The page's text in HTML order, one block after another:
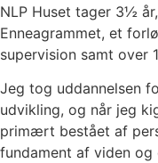
NLP Huset tager 3½
Enneagrammet, et
supervision samt over
Jeg tog uddannelsen
udvikling, og når jeg
primært bestået af
fundament af viden